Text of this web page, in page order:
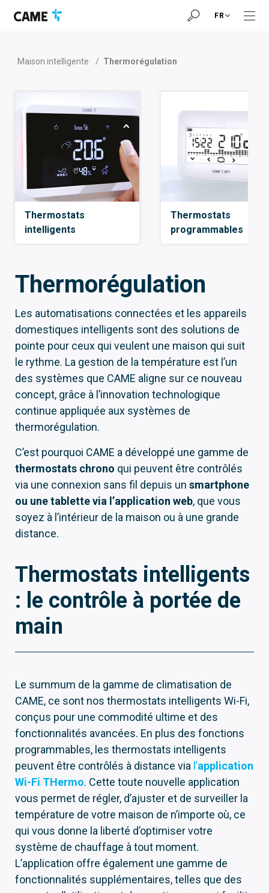
page
FR
Maison intelligente / Thermorégulation
Thermostats
intelligents
Thermostats
programmables
Thermorégulation
Les automatisations connectées et les appareils
domestiques intelligents sont des solutions de
pointe pour ceux qui veulent une maison qui suit
le rythme. La gestion de la température est l’un
des systèmes que CAME aligne sur ce nouveau
concept, grâce à l’innovation technologique
continue appliquée aux systèmes de
thermorégulation.
C’est pourquoi CAME a développé une gamme de
thermostats chrono qui peuvent être contrôlés
via une connexion sans fil depuis un smartphone
ou une tablette via l’application web, que vous
soyez à l’intérieur de la maison ou à une grande
distance.
Thermostats intelligents
: le contrôle à portée de
main
Le summum de la gamme de climatisation de
CAME, ce sont nos thermostats intelligents Wi-Fi,
conçus pour une commodité ultime et des
fonctionnalités avancées. En plus des fonctions
programmables, les thermostats intelligents
peuvent être contrôlés à distance via l’application
Wi-Fi THermo. Cette toute nouvelle application
vous permet de régler, d’ajuster et de surveiller la
température de votre maison de n’importe où, ce
qui vous donne la liberté d’optimiser votre
système de chauffage à tout moment.
L’application offre également une gamme de
fonctionnalités supplémentaires, telles que des